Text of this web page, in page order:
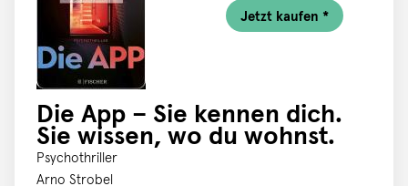
Jetzt kaufen *
Die App – Sie kennen dich.
Sie wissen, wo du wohnst.
Psychothriller
Arno Strobel